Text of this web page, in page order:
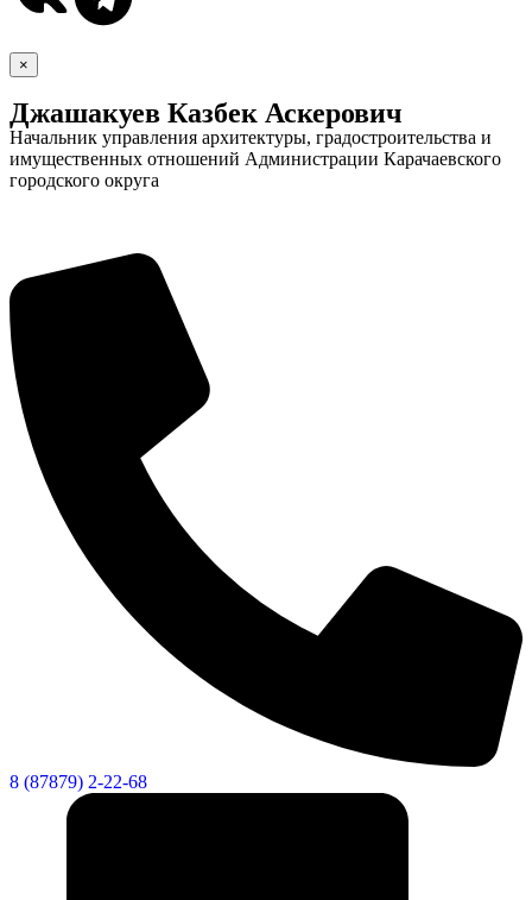
×
Джашакуев Казбек Аскерович
Начальник управления архитектуры, градостроительства и
имущественных отношений Администрации Карачаевского
городского округа
8 (87879) 2-22-68